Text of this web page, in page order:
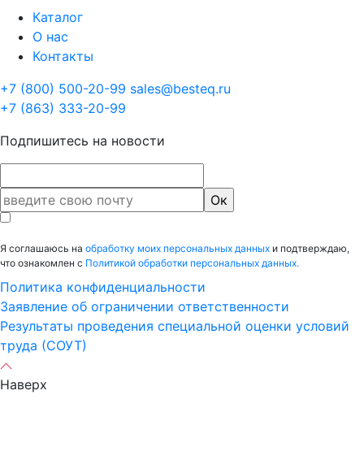
Каталог
О нас
Контакты
+7 (800) 500-20-99 sales@besteq.ru
+7 (863) 333-20-99
Подпишитесь на новости
Я соглашаюсь на обработку моих персональных данных и подтверждаю,
что ознакомлен с Политикой обработки персональных данных.
Политика конфиденциальности
Заявление об ограничении ответственности
Результаты проведения специальной оценки условий
труда (СОУТ)
Наверх